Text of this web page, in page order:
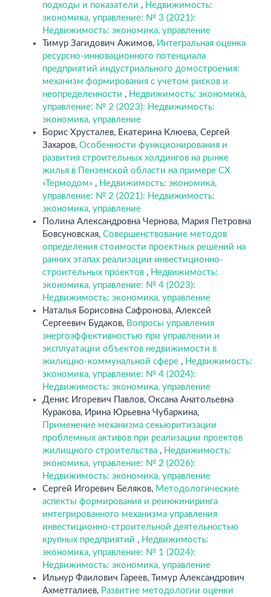
подходы и показатели , Недвижимость:
экономика, управление: № 3 (2021):
Недвижимость: экономика, управление
Тимур Загидович Ажимов, Интегральная оценка
ресурсно-инновационного потенциала
предприятий индустриального домостроения:
механизм формирования с учетом рисков и
неопределенности , Недвижимость: экономика,
управление: № 2 (2023): Недвижимость:
экономика, управление
Борис Хрусталев, Екатерина Клюева, Сергей
Захаров, Особенности функционирования и
развития строительных холдингов на рынке
жилья в Пензенской области на примере СХ
«Термодом» , Недвижимость: экономика,
управление: № 2 (2021): Недвижимость:
экономика, управление
Полина Александровна Чернова, Мария Петровна
Бовсуновская, Совершенствование методов
определения стоимости проектных решений на
ранних этапах реализации инвестиционно-
строительных проектов , Недвижимость:
экономика, управление: № 4 (2023):
Недвижимость: экономика, управление
Наталья Борисовна Сафронова, Алексей
Сергеевич Будаков, Вопросы управления
энергоэффективностью при управлении и
эксплуатации объектов недвижимости в
жилищно-коммунальной сфере , Недвижимость:
экономика, управление: № 4 (2024):
Недвижимость: экономика, управление
Денис Игоревич Павлов, Оксана Анатольевна
Куракова, Ирина Юрьевна Чубаркина,
Применение механизма секьюритизации
проблемных активов при реализации проектов
жилищного строительства , Недвижимость:
экономика, управление: № 2 (2026):
Недвижимость: экономика, управление
Сергей Игоревич Беляков, Методологические
аспекты формирования и реинжиниринга
интегрированного механизма управления
инвестиционно-строительной деятельностью
крупных предприятий , Недвижимость:
экономика, управление: № 1 (2024):
Недвижимость: экономика, управление
Ильнур Фаилович Гареев, Тимур Александрович
Ахметгалиев, Развитие методологии оценки